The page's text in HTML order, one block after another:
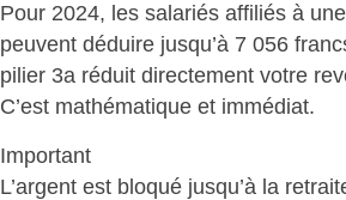
Pour 2024, les salariés affiliés à
peuvent déduire jusqu’à 7 056
pilier 3a réduit directement votre
C’est mathématique et immédiat.
Important
L’argent est bloqué jusqu’à la